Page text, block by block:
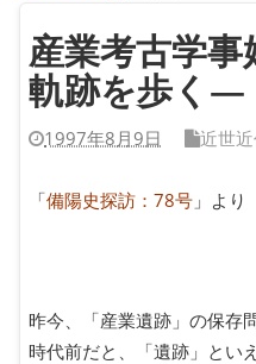
産業考古学
軌跡を歩く―
1997年8月9日 近世
「備陽史探訪：78号 」より
昨今、「産業遺跡」の保存
時代前だと、「遺跡」とい